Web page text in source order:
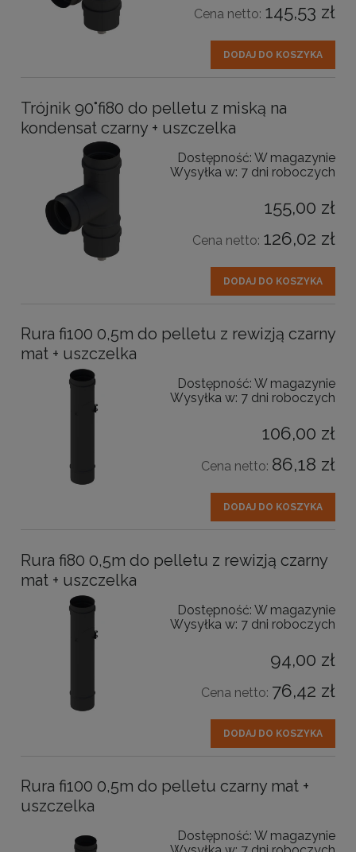
Cena netto: 145,53 zł
DODAJ DO KOSZYKA
Trójnik 90˚fi80 do pelletu z miską na
kondensat czarny + uszczelka
Dostępność: W magazynie
Wysyłka w: 7 dni roboczych
155,00 zł
Cena netto: 126,02 zł
DODAJ DO KOSZYKA
Rura fi100 0,5m do pelletu z rewizją czarny
mat + uszczelka
Dostępność: W magazynie
Wysyłka w: 7 dni roboczych
106,00 zł
Cena netto: 86,18 zł
DODAJ DO KOSZYKA
Rura fi80 0,5m do pelletu z rewizją czarny
mat + uszczelka
Dostępność: W magazynie
Wysyłka w: 7 dni roboczych
94,00 zł
Cena netto: 76,42 zł
DODAJ DO KOSZYKA
Rura fi100 0,5m do pelletu czarny mat +
uszczelka
Dostępność: W magazynie